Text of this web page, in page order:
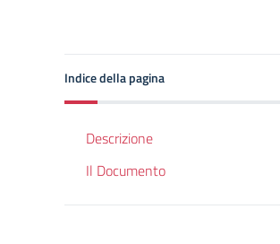
Indice della pagina
Descrizione
Il Documento